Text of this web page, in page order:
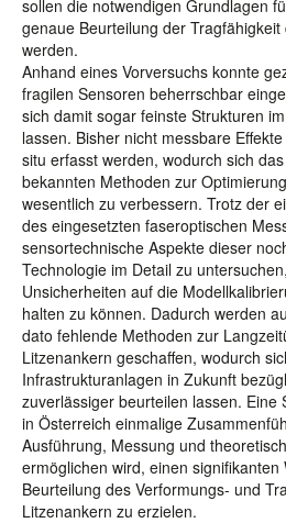
sollen die notwendigen Grundlagen
genaue Beurteilung der
werden.
Anhand eines Vorversuchs konnte
fragilen Sensoren beherrschbar
sich damit sogar feinste Strukturen
lassen. Bisher nicht messbare
situ erfasst werden, wodurch sich
bekannten Methoden zur
wesentlich zu verbessern. Trotz der
des eingesetzten faseroptischen
sensortechnische Aspekte dieser
Technologie im Detail zu
Unsicherheiten auf die
halten zu können. Dadurch werden
dato fehlende Methoden zur
Litzenankern geschaffen, wodurch
Infrastrukturanlagen in Zukunft
zuverlässiger beurteilen lassen. Eine
in Österreich einmalige
Ausführung, Messung und
ermöglichen wird, einen
Beurteilung des Verformungs- und
Litzenankern zu erzielen.